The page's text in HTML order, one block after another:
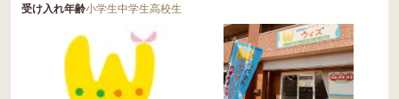
受け入れ年齢小学生中学生高校生